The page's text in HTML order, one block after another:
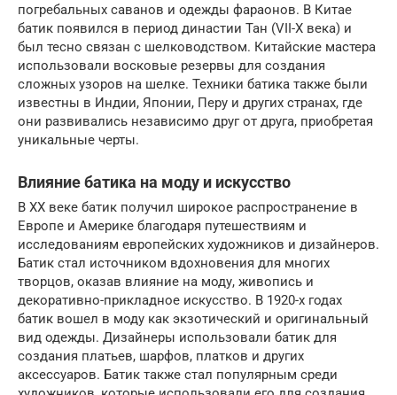
погребальных саванов и одежды фараонов. В Китае
батик появился в период династии Тан (VII-X века) и
был тесно связан с шелководством. Китайские мастера
использовали восковые резервы для создания
сложных узоров на шелке. Техники батика также были
известны в Индии, Японии, Перу и других странах, где
они развивались независимо друг от друга, приобретая
уникальные черты.
Влияние батика на моду и искусство
В XX веке батик получил широкое распространение в
Европе и Америке благодаря путешествиям и
исследованиям европейских художников и дизайнеров.
Батик стал источником вдохновения для многих
творцов, оказав влияние на моду, живопись и
декоративно-прикладное искусство. В 1920-х годах
батик вошел в моду как экзотический и оригинальный
вид одежды. Дизайнеры использовали батик для
создания платьев, шарфов, платков и других
аксессуаров. Батик также стал популярным среди